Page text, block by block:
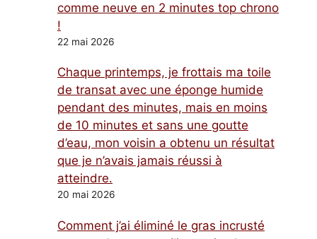
comme neuve en 2 minutes top chrono
!
22 mai 2026
Chaque printemps, je frottais ma toile
de transat avec une éponge humide
pendant des minutes, mais en moins
de 10 minutes et sans une goutte
d’eau, mon voisin a obtenu un résultat
que je n’avais jamais réussi à
atteindre.
20 mai 2026
Comment j’ai éliminé le gras incrusté